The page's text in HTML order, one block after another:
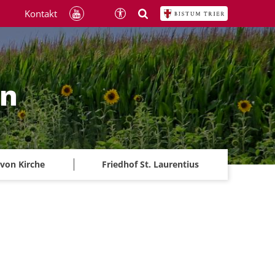
Kirche Friedhof St. Laurentius
Kontakt